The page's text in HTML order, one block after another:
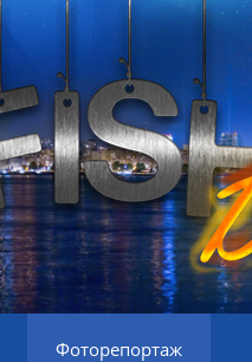
Фоторепортаж